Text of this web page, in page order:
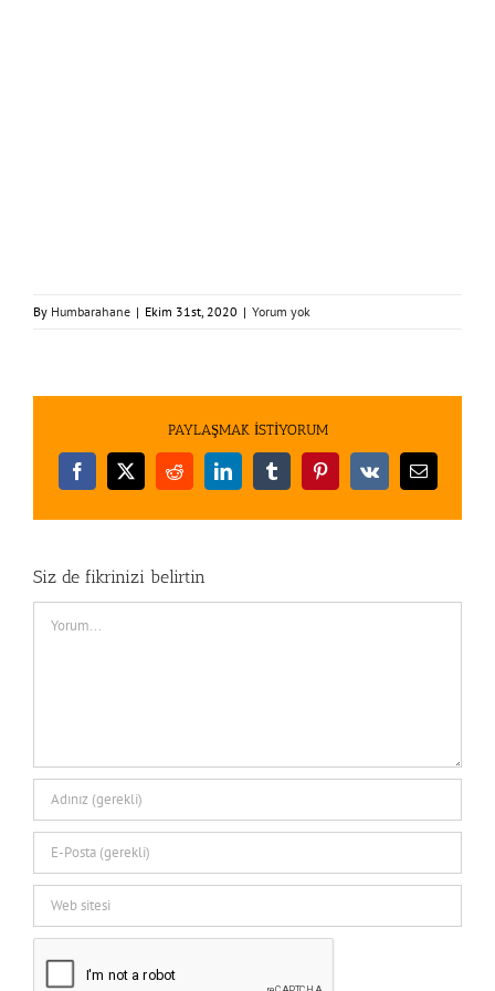
By Humbarahane | Ekim 31st, 2020 | Yorum yok
PAYLAŞMAK İSTİYORUM
Facebook
X RedditLinkedInTumblrPinterest
Vk
E-
Siz de fikrinizi belirtin